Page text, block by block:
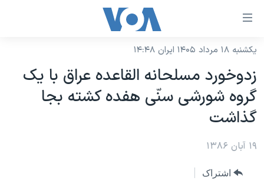
لینکهای
دسترسی
جهش
به
محتوای
اصلی
به
صفحه
نسخه سبک وب‌سایت
موضوع ها
آمریکا
جهان
برنامه های تلویزیونی
جدول برنامه ها
صفحه‌های ویژه
یکشنبه ۱۸ مرداد ۱۴۰۵ ایران ۱۴:۴۸
زدوخورد مسلحانه القاعده عراق با يک
گروه شورشی سنّی هفده کشته بجا
گذاشت
۱۹ آبان ۱۳۸۶
اشتراک